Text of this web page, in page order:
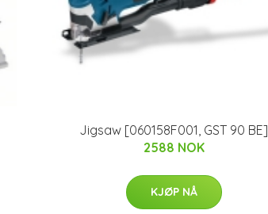
Jigsaw [060158F001, GST 90 BE]
2588 NOK
KJØP NÅ